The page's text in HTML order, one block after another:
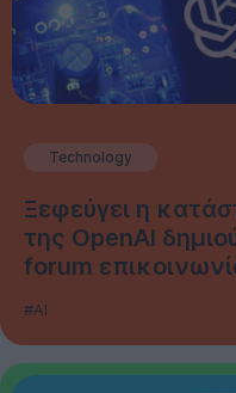
Technology
Ξεφεύγει η
της OpenAI
forum
#AI